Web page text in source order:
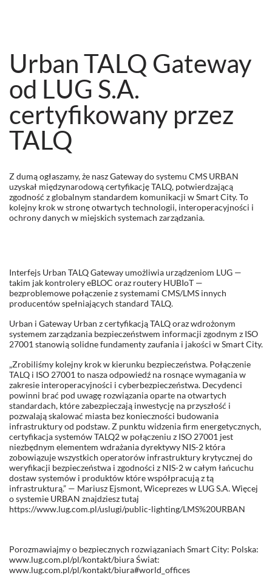
Urban TALQ Gateway
od LUG S.A.
certyfikowany przez
TALQ
Z dumą ogłaszamy, że nasz Gateway do systemu CMS URBAN
uzyskał międzynarodową certyfikację TALQ, potwierdzającą
zgodność z globalnym standardem komunikacji w Smart City. To
kolejny krok w stronę otwartych technologii, interoperacyjności i
ochrony danych w miejskich systemach zarządzania.
Interfejs Urban TALQ Gateway umożliwia urządzeniom LUG —
takim jak kontrolery eBLOC oraz routery HUBIoT —
bezproblemowe połączenie z systemami CMS/LMS innych
producentów spełniających standard TALQ.
Urban i Gateway Urban z certyfikacją TALQ oraz wdrożonym
systemem zarządzania bezpieczeństwem informacji zgodnym z ISO
27001 stanowią solidne fundamenty zaufania i jakości w Smart City.
„Zrobiliśmy kolejny krok w kierunku bezpieczeństwa. Połączenie
TALQ i ISO 27001 to nasza odpowiedź na rosnące wymagania w
zakresie interoperacyjności i cyberbezpieczeństwa. Decydenci
powinni brać pod uwagę rozwiązania oparte na otwartych
standardach, które zabezpieczają inwestycję na przyszłość i
pozwalają skalować miasta bez konieczności budowania
infrastruktury od podstaw. Z punktu widzenia firm energetycznych,
certyfikacja systemów TALQ2 w połączeniu z ISO 27001 jest
niezbędnym elementem wdrażania dyrektywy NIS-2 która
zobowiązuje wszystkich operatorów infrastruktury krytycznej do
weryfikacji bezpieczeństwa i zgodności z NIS-2 w całym łańcuchu
dostaw systemów i produktów które współpracują z tą
infrastrukturą.” — Mariusz Ejsmont, Wiceprezes w LUG S.A. Więcej
o systemie URBAN znajdziesz tutaj
https://www.lug.com.pl/uslugi/public-lighting/LMS%20URBAN
Porozmawiajmy o bezpiecznych rozwiązaniach Smart City: Polska:
www.lug.com.pl/pl/kontakt/biura Świat:
www.lug.com.pl/pl/kontakt/biura#world_offices